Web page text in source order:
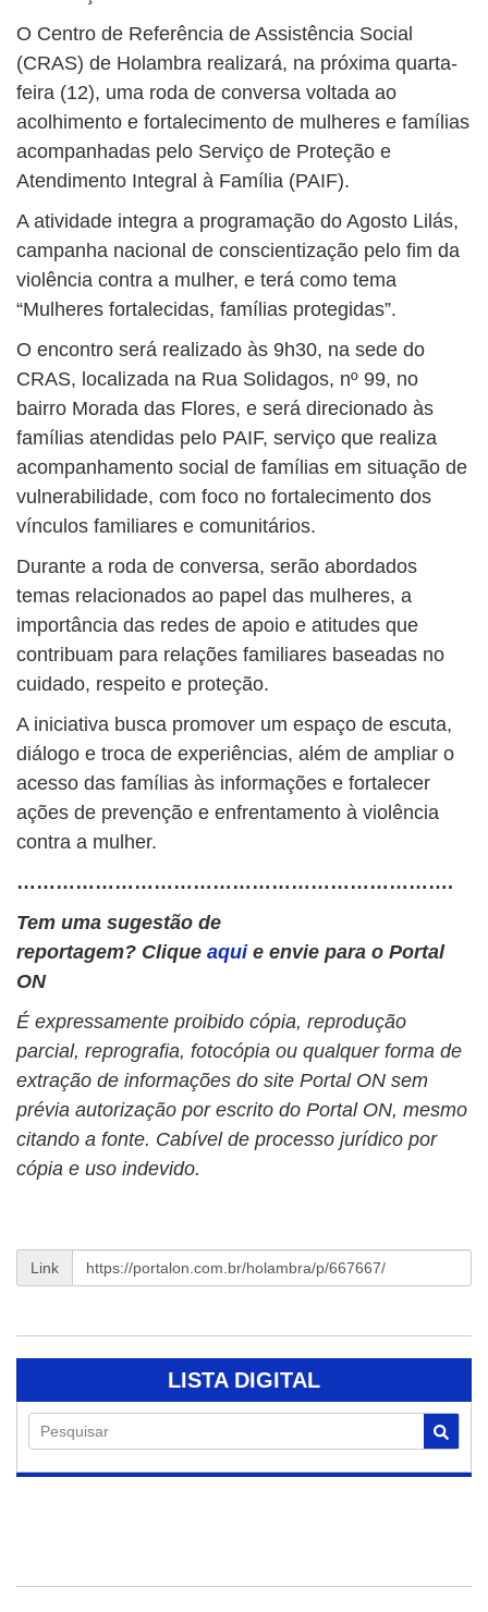
O Centro de Referência de Assistência Social
(CRAS) de Holambra realizará, na próxima quarta-
feira (12), uma roda de conversa voltada ao
acolhimento e fortalecimento de mulheres e famílias
acompanhadas pelo Serviço de Proteção e
Atendimento Integral à Família (PAIF).
A atividade integra a programação do Agosto Lilás,
campanha nacional de conscientização pelo fim da
violência contra a mulher, e terá como tema
“Mulheres fortalecidas, famílias protegidas”.
O encontro será realizado às 9h30, na sede do
CRAS, localizada na Rua Solidagos, nº 99, no
bairro Morada das Flores, e será direcionado às
famílias atendidas pelo PAIF, serviço que realiza
acompanhamento social de famílias em situação de
vulnerabilidade, com foco no fortalecimento dos
vínculos familiares e comunitários.
Durante a roda de conversa, serão abordados
temas relacionados ao papel das mulheres, a
importância das redes de apoio e atitudes que
contribuam para relações familiares baseadas no
cuidado, respeito e proteção.
A iniciativa busca promover um espaço de escuta,
diálogo e troca de experiências, além de ampliar o
acesso das famílias às informações e fortalecer
ações de prevenção e enfrentamento à violência
contra a mulher.
………………………………………………………….
Tem uma sugestão de
reportagem? Clique aqui e envie para o Portal
ON
É expressamente proibido cópia, reprodução
parcial, reprografia, fotocópia ou qualquer forma de
extração de informações do site Portal ON sem
prévia autorização por escrito do Portal ON, mesmo
citando a fonte. Cabível de processo jurídico por
cópia e uso indevido.
Link
LISTA DIGITAL
Pesquisar